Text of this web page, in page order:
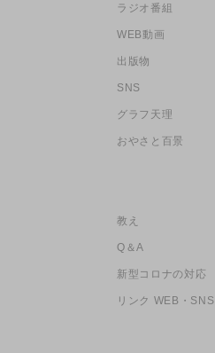
ラジオ番組
WEB動画
出版物
SNS
グラフ天理
おやさと百景
教え
Q＆A
新型コロナの対応
リンク WEB・SNS